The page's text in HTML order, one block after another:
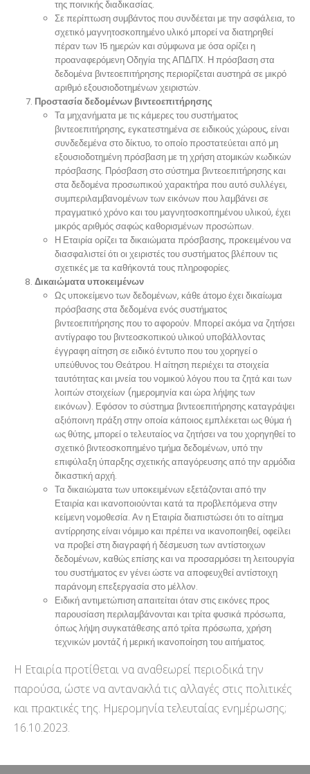
της ποινικής διαδικασίας.
Σε περίπτωση συμβάντος που συνδέεται με την ασφάλεια, το
σχετικό μαγνητοσκοπημένο υλικό μπορεί να διατηρηθεί
πέραν των 15 ημερών και σύμφωνα με όσα ορίζει η
προαναφερόμενη Οδηγία της ΑΠΔΠΧ. Η πρόσβαση στα
δεδομένα βιντεοεπιτήρησης περιορίζεται αυστηρά σε μικρό
αριθμό εξουσιοδοτημένων χειριστών.
Προστασία δεδομένων βιντεοεπιτήρησης
Τα μηχανήματα με τις κάμερες του συστήματος
βιντεοεπιτήρησης, εγκατεστημένα σε ειδικούς χώρους, είναι
συνδεδεμένα στο δίκτυο, το οποίο προστατεύεται από μη
εξουσιοδοτημένη πρόσβαση με τη χρήση ατομικών κωδικών
πρόσβασης. Πρόσβαση στο σύστημα βιντεοεπιτήρησης και
στα δεδομένα προσωπικού χαρακτήρα που αυτό συλλέγει,
συμπεριλαμβανομένων των εικόνων που λαμβάνει σε
πραγματικό χρόνο και του μαγνητοσκοπημένου υλικού, έχει
μικρός αριθμός σαφώς καθορισμένων προσώπων.
Η Εταιρία ορίζει τα δικαιώματα πρόσβασης, προκειμένου να
διασφαλιστεί ότι οι χειριστές του συστήματος βλέπουν τις
σχετικές με τα καθήκοντά τους πληροφορίες.
Δικαιώματα υποκειμένων
Ως υποκείμενο των δεδομένων, κάθε άτομο έχει δικαίωμα
πρόσβασης στα δεδομένα ενός συστήματος
βιντεοεπιτήρησης που το αφορούν. Μπορεί ακόμα να ζητήσει
αντίγραφο του βιντεοσκοπικού υλικού υποβάλλοντας
έγγραφη αίτηση σε ειδικό έντυπο που του χορηγεί ο
υπεύθυνος του Θεάτρου. Η αίτηση περιέχει τα στοιχεία
ταυτότητας και μνεία του νομικού λόγου που τα ζητά και των
λοιπών στοιχείων (ημερομηνία και ώρα λήψης των
εικόνων). Εφόσον το σύστημα βιντεοεπιτήρησης καταγράψει
αξιόποινη πράξη στην οποία κάποιος εμπλέκεται ως θύμα ή
ως θύτης, μπορεί ο τελευταίος να ζητήσει να του χορηγηθεί το
σχετικό βιντεοσκοπημένο τμήμα δεδομένων, υπό την
επιφύλαξη ύπαρξης σχετικής απαγόρευσης από την αρμόδια
δικαστική αρχή.
Τα δικαιώματα των υποκειμένων εξετάζονται από την
Εταιρία και ικανοποιούνται κατά τα προβλεπόμενα στην
κείμενη νομοθεσία. Αν η Εταιρία διαπιστώσει ότι το αίτημα
αντίρρησης είναι νόμιμο και πρέπει να ικανοποιηθεί, οφείλει
να προβεί στη διαγραφή ή δέσμευση των αντίστοιχων
δεδομένων, καθώς επίσης και να προσαρμόσει τη λειτουργία
του συστήματος εν γένει ώστε να αποφευχθεί αντίστοιχη
παράνομη επεξεργασία στο μέλλον.
Ειδική αντιμετώπιση απαιτείται όταν στις εικόνες προς
παρουσίαση περιλαμβάνονται και τρίτα φυσικά πρόσωπα,
όπως λήψη συγκατάθεσης από τρίτα πρόσωπα, χρήση
τεχνικών μοντάζ ή μερική ικανοποίηση του αιτήματος.
Η Εταιρία προτίθεται να αναθεωρεί περιοδικά την
παρούσα, ώστε να αντανακλά τις αλλαγές στις πολιτικές
και πρακτικές της. Ημερομηνία τελευταίας ενημέρωσης;
16.10.2023.